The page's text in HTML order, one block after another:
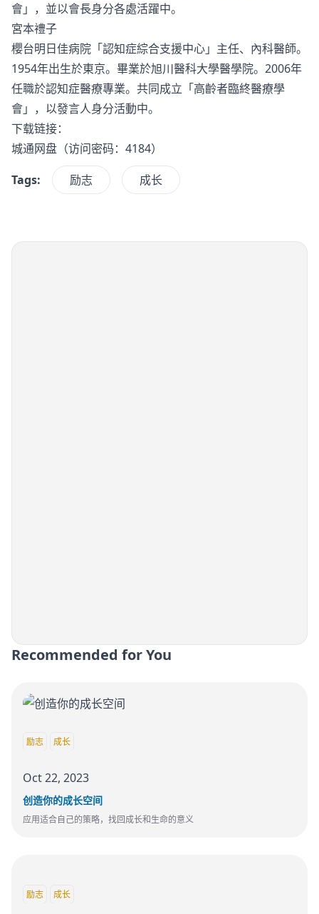
會」，並以會長身分各處活躍中。
宮本禮子
櫻台明日佳病院「認知症綜合支援中心」主任、內科醫師。
1954年出生於東京。畢業於旭川醫科大學醫學院。2006年
任職於認知症醫療專業。共同成立「高齡者臨終醫療學
會」，以發言人身分活動中。
下载链接：
城通网盘 （访问密码：4184）
Tags:
励志 成长
Recommended for You
励志 成长
Oct 22, 2023
创造你的成长空间
应用适合自己的策略，找回成长和生命的意义
励志 成长